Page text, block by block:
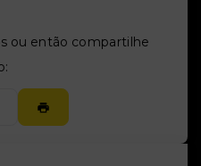
ou então compartilhe